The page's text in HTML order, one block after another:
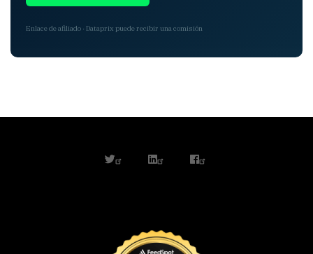
Enlace de afiliado · Dataprix puede recibir una comisión
twitterlinkedinfacebook